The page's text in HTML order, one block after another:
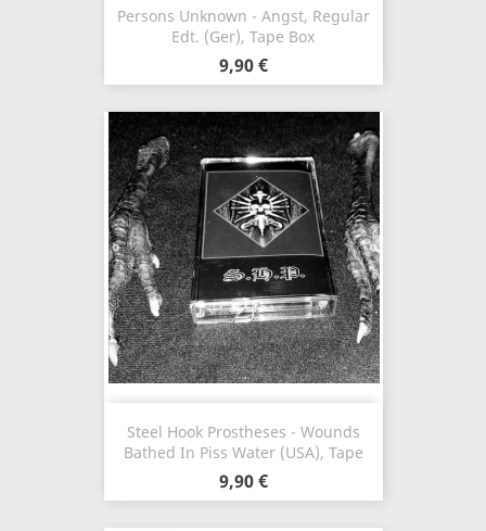
Persons Unknown - Angst, Regular
Edt. (Ger), Tape Box
9,90 €
Steel Hook Prostheses - Wounds
Bathed In Piss Water (USA), Tape
9,90 €